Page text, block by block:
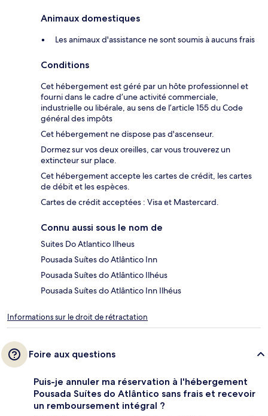
Animaux domestiques
Les animaux d'assistance ne sont soumis à aucuns frais
Conditions
Cet hébergement est géré par un hôte professionnel et
fourni dans le cadre d’une activité commerciale,
industrielle ou libérale, au sens de l’article 155 du Code
général des impôts
Cet hébergement ne dispose pas d'ascenseur.
Dormez sur vos deux oreilles, car vous trouverez un
extincteur sur place.
Cet hébergement accepte les cartes de crédit, les cartes
de débit et les espèces.
Cartes de crédit acceptées : Visa et Mastercard.
Connu aussi sous le nom de
Suites Do Atlantico Ilheus
Pousada Suítes do Atlântico Inn
Pousada Suítes do Atlântico Ilhéus
Pousada Suítes do Atlântico Inn Ilhéus
Informations sur le droit de rétractation
Foire aux questions
Puis-je annuler ma réservation à l'hébergement
Pousada Suítes do Atlântico sans frais et recevoir
un remboursement intégral ?